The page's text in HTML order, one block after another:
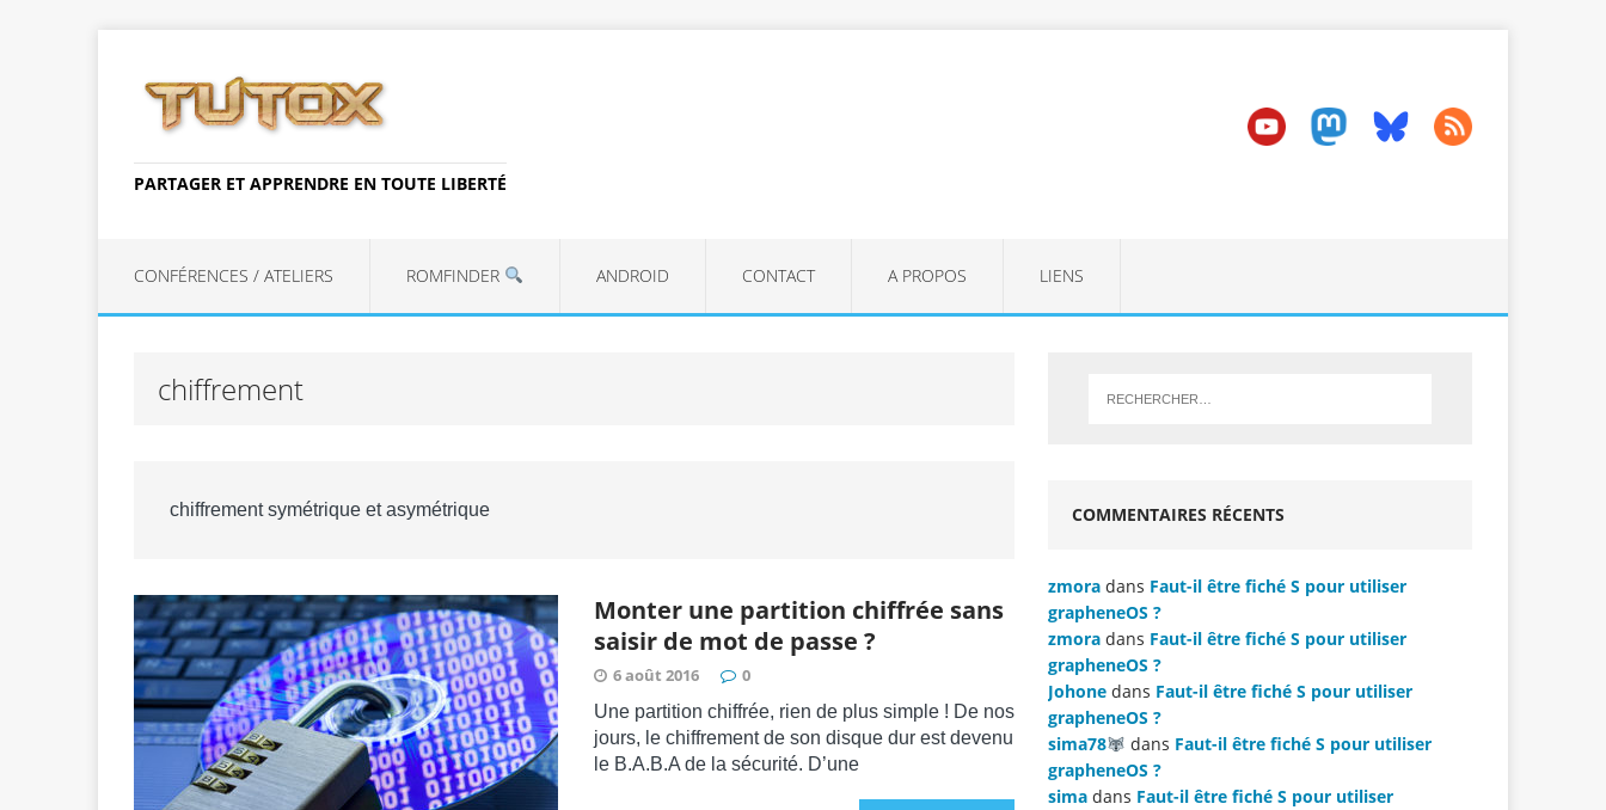
PARTAGER ET APPRENDRE EN TOUTE LIBERTÉ
CONFÉRENCES / ATELIERS ROMFINDER ANDROID CONTACT A PROPOS LIENS
chiffrement
chiffrement symétrique et asymétrique
Monter une partition chiffrée sans
saisir de mot de passe ?
6 août 2016 0
Une partition chiffrée, rien de plus simple ! De nos
jours, le chiffrement de son disque dur est devenu
le B.A.B.A de la sécurité. D’une
COMMENTAIRES RÉCENTS
zmora dans Faut-il être fiché S pour utiliser
grapheneOS ?
zmora dans Faut-il être fiché S pour utiliser
grapheneOS ?
Johone dans Faut-il être fiché S pour utiliser
grapheneOS ?
sima78
dans Faut-il être fiché S pour utiliser
grapheneOS ?
sima dans Faut-il être fiché S pour utiliser